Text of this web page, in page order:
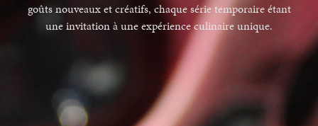
goûts nouveaux et créatifs, chaque série temporaire étant
une invitation à une expérience culinaire unique.